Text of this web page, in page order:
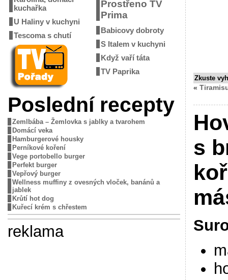
kuchařka
U Haliny v kuchyni
Tescoma s chutí
Prostřeno TV
Prima
Babicovy dobroty
S Italem v kuchyni
Když vaří táta
TV Paprika
Poslední recepty
Zemlbába – Žemlovka s jablky a tvarohem
Domácí veka
Hamburgerové housky
Perníkové koření
Vege portobello burger
Perfekt burger
Vepřový burger
Wellness muffiny z ovesných vloček, banánů a
jablek
Krůtí hot dog
Kuřecí krém s chřestem
reklama
Zkuste
«
s